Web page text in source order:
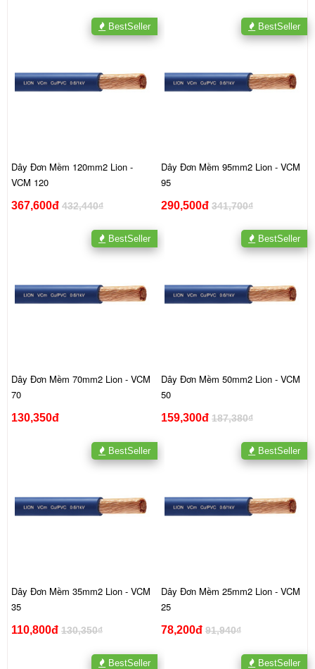
Dây Đơn Mềm 120mm2 Lion -
VCM 120
367,600đ 432,440₫
BestSeller
Dây Đơn Mềm 95mm2 Lion - VCM
95
290,500đ 341,700₫
BestSeller
Dây Đơn Mềm 70mm2 Lion - VCM
70
130,350đ
BestSeller
Dây Đơn Mềm 50mm2 Lion - VCM
50
159,300đ 187,380₫
BestSeller
Dây Đơn Mềm 35mm2 Lion - VCM
35
110,800đ 130,350₫
BestSeller
Dây Đơn Mềm 25mm2 Lion - VCM
25
78,200đ 91,940₫
BestSeller
BestSeller BestSeller